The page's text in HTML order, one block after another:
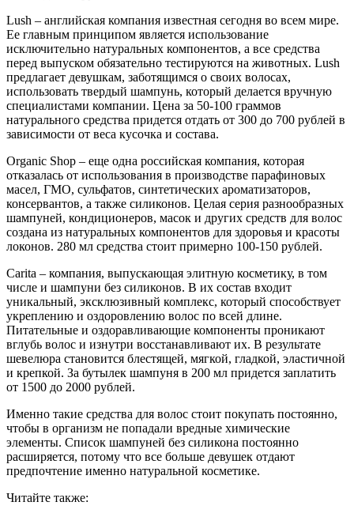
Lush – английская компания известная сегодня во всем мире.
Ее главным принципом является использование
исключительно натуральных компонентов, а все средства
перед выпуском обязательно тестируются на животных. Lush
предлагает девушкам, заботящимся о своих волосах,
использовать твердый шампунь, который делается вручную
специалистами компании. Цена за 50-100 граммов
натурального средства придется отдать от 300 до 700 рублей в
зависимости от веса кусочка и состава.
Organic Shop – еще одна российская компания, которая
отказалась от использования в производстве парафиновых
масел, ГМО, сульфатов, синтетических ароматизаторов,
консервантов, а также силиконов. Целая серия разнообразных
шампуней, кондиционеров, масок и других средств для волос
создана из натуральных компонентов для здоровья и красоты
локонов. 280 мл средства стоит примерно 100-150 рублей.
Carita – компания, выпускающая элитную косметику, в том
числе и шампуни без силиконов. В их состав входит
уникальный, эксклюзивный комплекс, который способствует
укреплению и оздоровлению волос по всей длине.
Питательные и оздоравливающие компоненты проникают
вглубь волос и изнутри восстанавливают их. В результате
шевелюра становится блестящей, мягкой, гладкой, эластичной
и крепкой. За бутылек шампуня в 200 мл придется заплатить
от 1500 до 2000 рублей.
Именно такие средства для волос стоит покупать постоянно,
чтобы в организм не попадали вредные химические
элементы. Список шампуней без силикона постоянно
расширяется, потому что все больше девушек отдают
предпочтение именно натуральной косметике.
Читайте также: